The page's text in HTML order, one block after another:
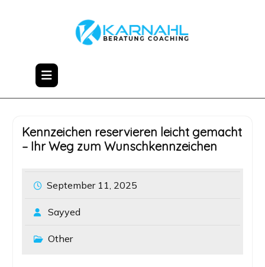
Kennzeichen reservieren leicht gemacht
– Ihr Weg zum Wunschkennzeichen
September 11, 2025
Sayyed
Other